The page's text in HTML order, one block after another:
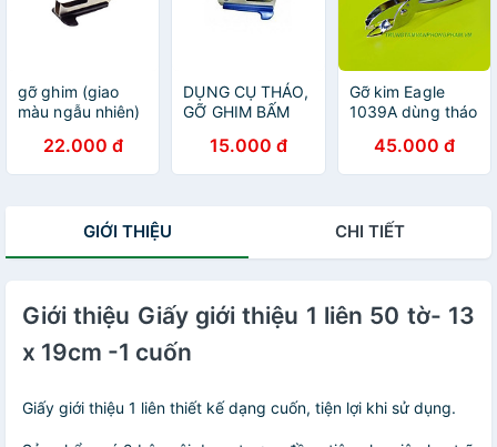
gỡ ghim (giao
màu ngẫu nhiên)
22.000 đ
DỤNG CỤ THÁO,
GỠ GHIM BẤM
15.000 đ
Gỡ kim Eagle
1039A dùng tháo
45.000 đ
GIỚI THIỆU CHI TIẾT
Giới thiệu Giấy giới thiệu 1 liên 50 tờ- 13
x 19cm -1 cuốn
Giấy giới thiệu 1 liên thiết kế dạng cuốn, tiện lợi khi sử dụng.